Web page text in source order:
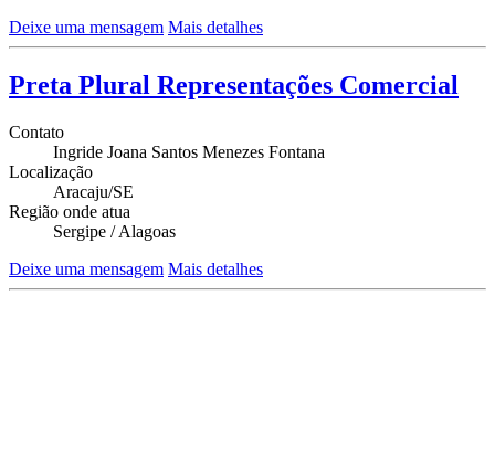
Deixe uma mensagem Mais detalhes
Preta Plural Representações Comercial
Contato
Ingride Joana Santos Menezes Fontana
Localização
Aracaju/SE
Região onde atua
Sergipe / Alagoas
Deixe uma mensagem Mais detalhes